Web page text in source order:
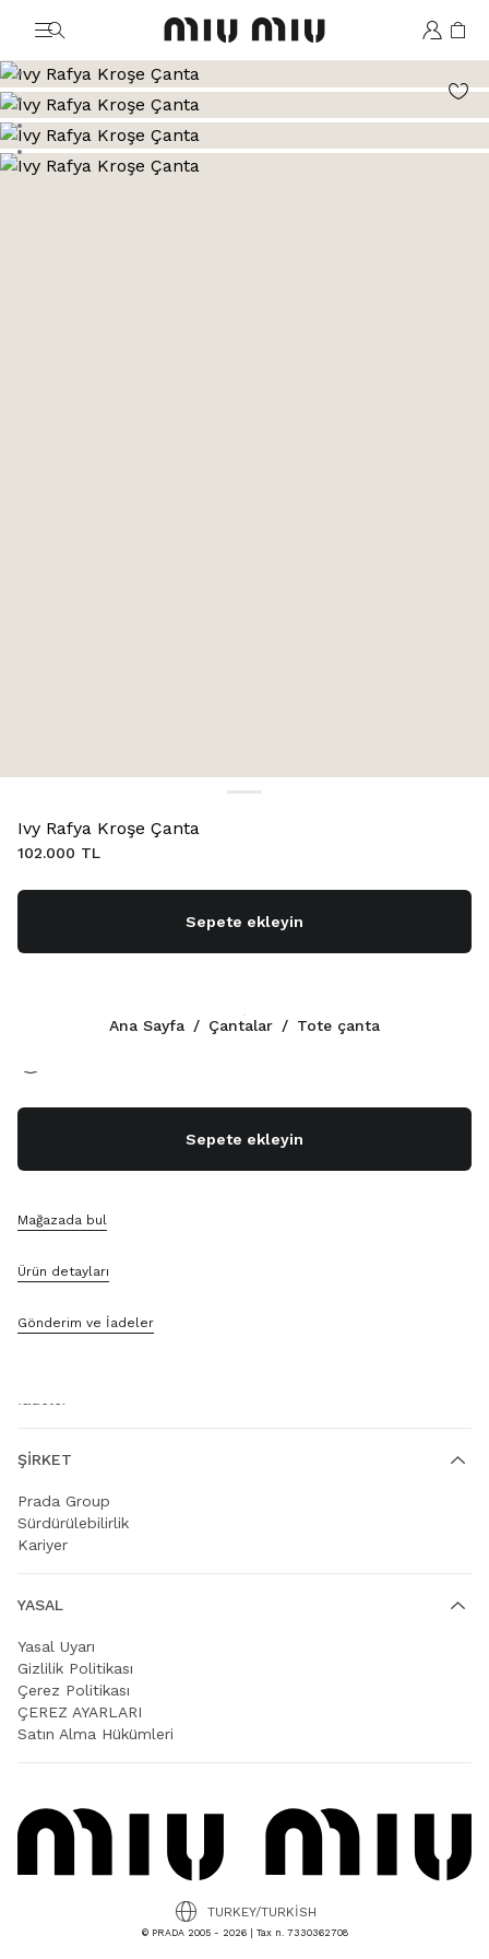
MiuMiu logo
Şu görsele git: 1
Şu görsele git: 2
Şu görsele git: 3
Şu görsele git: 4
Şu görsele git: 5
Ivy Rafya Kroşe Çanta
102.000 TL
Sepete ekleyin
Natürel
Sepete ekleyin
Mağazada bul
Ürün detayları
Gönderim ve İadeler
Ana Sayfa / Çantalar / Tote çanta
WhatsApp Üzerinden Mesaj Gönderin
Site Haritası
Miu Miu Hizmetleri
ŞIRKET
Prada Group
Sürdürülebilirlik
Kariyer
YASAL
Yasal Uyarı
Gizlilik Politikası
Çerez Politikası
ÇEREZ AYARLARI
Satın Alma Hükümleri
© PRADA 2005 - 2026 | Tax n. 7330362708
TURKEY/TURKISH